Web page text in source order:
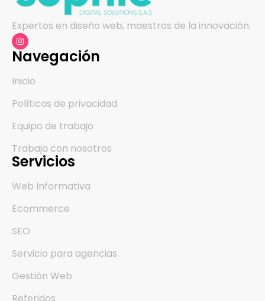
Expertos en diseño web, maestros de la innovación.
Navegación
Inicio
Políticas de privacidad
Equipo de trabajo
Trabaja con nosotros
Servicios
Web Informativa
Ecommerce
SEO
Servicio para agencias
Gestión Web
Referidos